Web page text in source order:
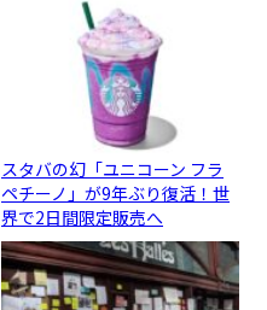
スタバの幻「ユニコーン フラ
ペチーノ」が9年ぶり復活！世
界で2日間限定販売へ